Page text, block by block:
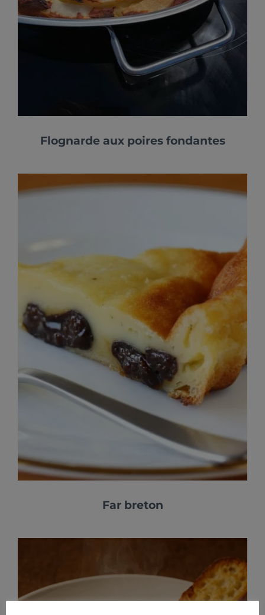
Flognarde aux poires fondantes
Far breton